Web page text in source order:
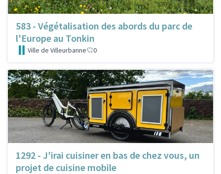
583 - Végétalisation des abords du parc de
l'Europe au Tonkin
Ville de Villeurbanne 0
1292 - J'irai cuisiner en bas de chez vous, un
projet de cuisine mobile